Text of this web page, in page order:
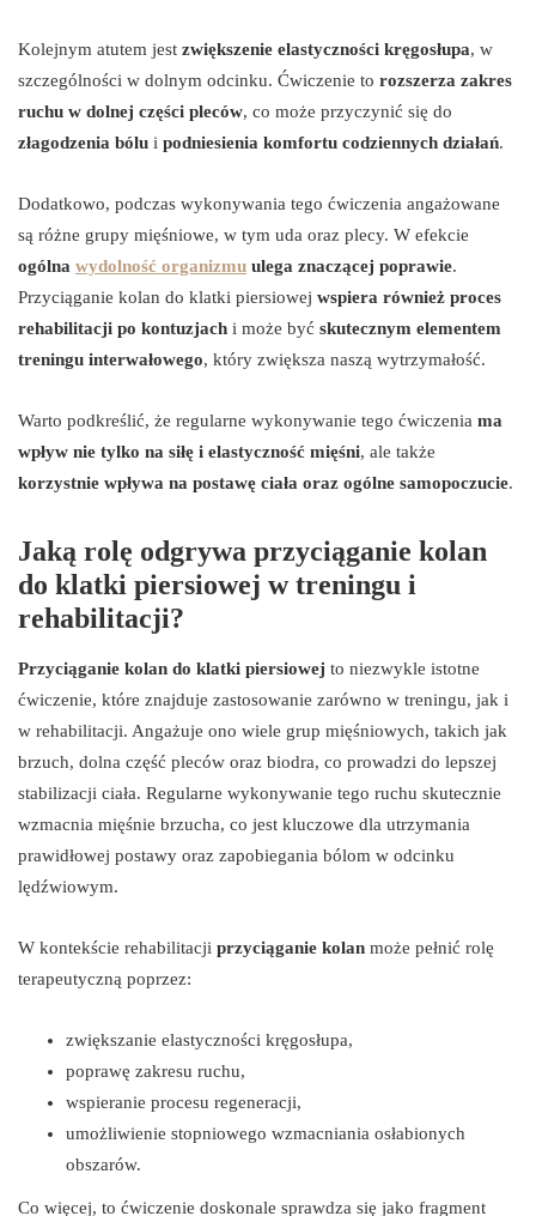
Kolejnym atutem jest zwiększenie elastyczności kręgosłupa, w
szczególności w dolnym odcinku. Ćwiczenie to rozszerza zakres
ruchu w dolnej części pleców, co może przyczynić się do
złagodzenia bólu i podniesienia komfortu codziennych działań.
Dodatkowo, podczas wykonywania tego ćwiczenia angażowane
są różne grupy mięśniowe, w tym uda oraz plecy. W efekcie
ogólna wydolność organizmu ulega znaczącej poprawie.
Przyciąganie kolan do klatki piersiowej wspiera również proces
rehabilitacji po kontuzjach i może być skutecznym elementem
treningu interwałowego, który zwiększa naszą wytrzymałość.
Warto podkreślić, że regularne wykonywanie tego ćwiczenia ma
wpływ nie tylko na siłę i elastyczność mięśni, ale także
korzystnie wpływa na postawę ciała oraz ogólne samopoczucie.
Jaką rolę odgrywa przyciąganie kolan
do klatki piersiowej w treningu i
rehabilitacji?
Przyciąganie kolan do klatki piersiowej to niezwykle istotne
ćwiczenie, które znajduje zastosowanie zarówno w treningu, jak i
w rehabilitacji. Angażuje ono wiele grup mięśniowych, takich jak
brzuch, dolna część pleców oraz biodra, co prowadzi do lepszej
stabilizacji ciała. Regularne wykonywanie tego ruchu skutecznie
wzmacnia mięśnie brzucha, co jest kluczowe dla utrzymania
prawidłowej postawy oraz zapobiegania bólom w odcinku
lędźwiowym.
W kontekście rehabilitacji przyciąganie kolan może pełnić rolę
terapeutyczną poprzez:
zwiększanie elastyczności kręgosłupa,
poprawę zakresu ruchu,
wspieranie procesu regeneracji,
umożliwienie stopniowego wzmacniania osłabionych
obszarów.
Co więcej, to ćwiczenie doskonale sprawdza się jako fragment